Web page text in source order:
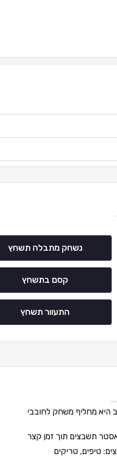
נשחק מתבלה תשחץ
קסם בתשחץ
התעוור תשחץ
היא מחליף משחק לחובבי
תשבצים תוך זמן קצר
טיפים, טריקים